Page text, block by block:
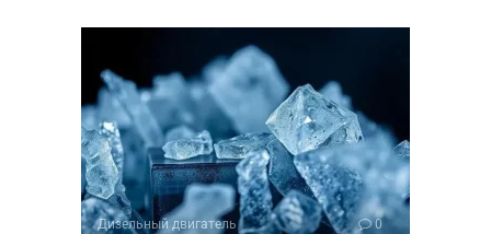
Дизельный двигатель 0